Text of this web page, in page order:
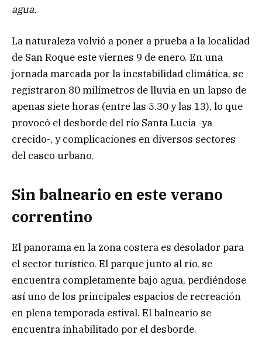
agua.
La naturaleza volvió a poner a prueba a la localidad
de San Roque este viernes 9 de enero. En una
jornada marcada por la inestabilidad climática, se
registraron 80 milímetros de lluvia en un lapso de
apenas siete horas (entre las 5.30 y las 13), lo que
provocó el desborde del río Santa Lucía -ya
crecido-, y complicaciones en diversos sectores
del casco urbano.
Sin balneario en este verano
correntino
El panorama en la zona costera es desolador para
el sector turístico. El parque junto al río, se
encuentra completamente bajo agua, perdiéndose
así uno de los principales espacios de recreación
en plena temporada estival. El balneario se
encuentra inhabilitado por el desborde.